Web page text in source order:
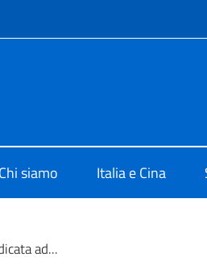
Chi siamo Italia e Cina
ad...